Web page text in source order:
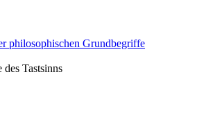
philosophischen Grundbegriffe
Tastsinns